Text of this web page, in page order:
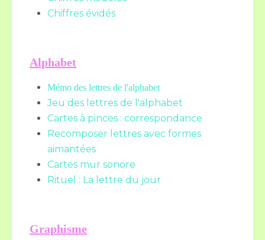
Chiffres évidés
Alphabet
Mémo des lettres de l'alphabet
Jeu des lettres de l'alphabet
Cartes à pinces : correspondance
Recomposer lettres avec formes
aimantées
Cartes mur sonore
Rituel : La lettre du jour
Graphisme